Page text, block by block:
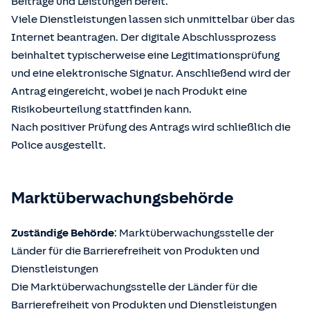
Viele Dienstleistungen lassen sich unmittelbar über das
Internet beantragen. Der digitale Abschlussprozess
beinhaltet typischerweise eine Legitimationsprüfung
und eine elektronische Signatur. Anschließend wird der
Antrag eingereicht, wobei je nach Produkt eine
Risikobeurteilung stattfinden kann.
Nach positiver Prüfung des Antrags wird schließlich die
Police ausgestellt.
Marktüberwachungsbehörde
Zuständige Behörde: Marktüberwachungsstelle der
Länder für die Barrierefreiheit von Produkten und
Dienstleistungen
Die Marktüberwachungsstelle der Länder für die
Barrierefreiheit von Produkten und Dienstleistungen